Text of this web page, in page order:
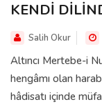
KENDİ
Salih Okur
Altıncı Mertebe-i
hengâmı olan
hâdisatı içinde